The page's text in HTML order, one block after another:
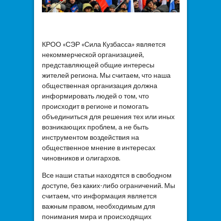
КРОО «СЭР «Сила Кузбасса» является
некоммерческой организацией,
представляющей общие интересы
жителей региона. Мы считаем, что наша
общественная организация должна
информировать людей о том, что
происходит в регионе и помогать
объединиться для решения тех или иных
возникающих проблем, а не быть
инструментом воздействия на
общественное мнение в интересах
чиновников и олигархов.
Все наши статьи находятся в свободном
доступе, без каких-либо ограничений. Мы
считаем, что информация является
важным правом, необходимым для
понимания мира и происходящих